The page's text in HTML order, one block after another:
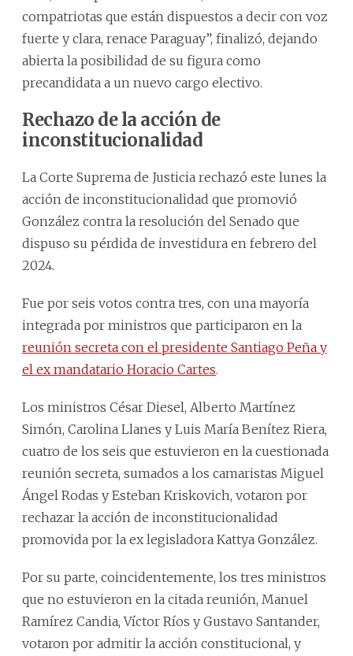
compatriotas que están dispuestos a decir con voz
fuerte y clara, renace Paraguay”, finalizó, dejando
abierta la posibilidad de su figura como
precandidata a un nuevo cargo electivo.
Rechazo de la acción de
inconstitucionalidad
La Corte Suprema de Justicia rechazó este lunes la
acción de inconstitucionalidad que promovió
González contra la resolución del Senado que
dispuso su pérdida de investidura en febrero del
2024.
Fue por seis votos contra tres, con una mayoría
integrada por ministros que participaron en la
reunión secreta con el presidente Santiago Peña y
el ex mandatario Horacio Cartes.
Los ministros César Diesel, Alberto Martínez
Simón, Carolina Llanes y Luis María Benítez Riera,
cuatro de los seis que estuvieron en la cuestionada
reunión secreta, sumados a los camaristas Miguel
Ángel Rodas y Esteban Kriskovich, votaron por
rechazar la acción de inconstitucionalidad
promovida por la ex legisladora Kattya González.
Por su parte, coincidentemente, los tres ministros
que no estuvieron en la citada reunión, Manuel
Ramírez Candia, Víctor Ríos y Gustavo Santander,
votaron por admitir la acción constitucional, y